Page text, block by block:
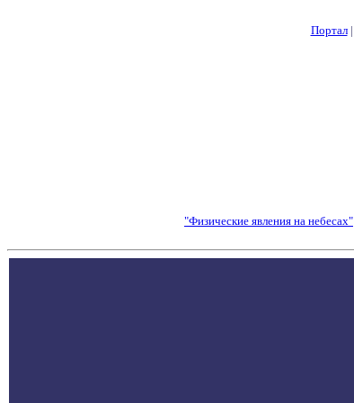
Портал|
"Физические явления на небесах"